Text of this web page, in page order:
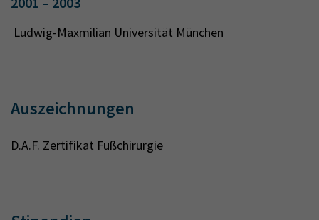
Ludwig-Maxmilian Universität München
Auszeichnungen
D.A.F. Zertifikat Fußchirurgie